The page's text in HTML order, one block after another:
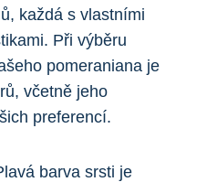
každá s⁤ vlastními
Při výběru
pomeraniana je
včetně jeho
preferencí.
barva srsti je